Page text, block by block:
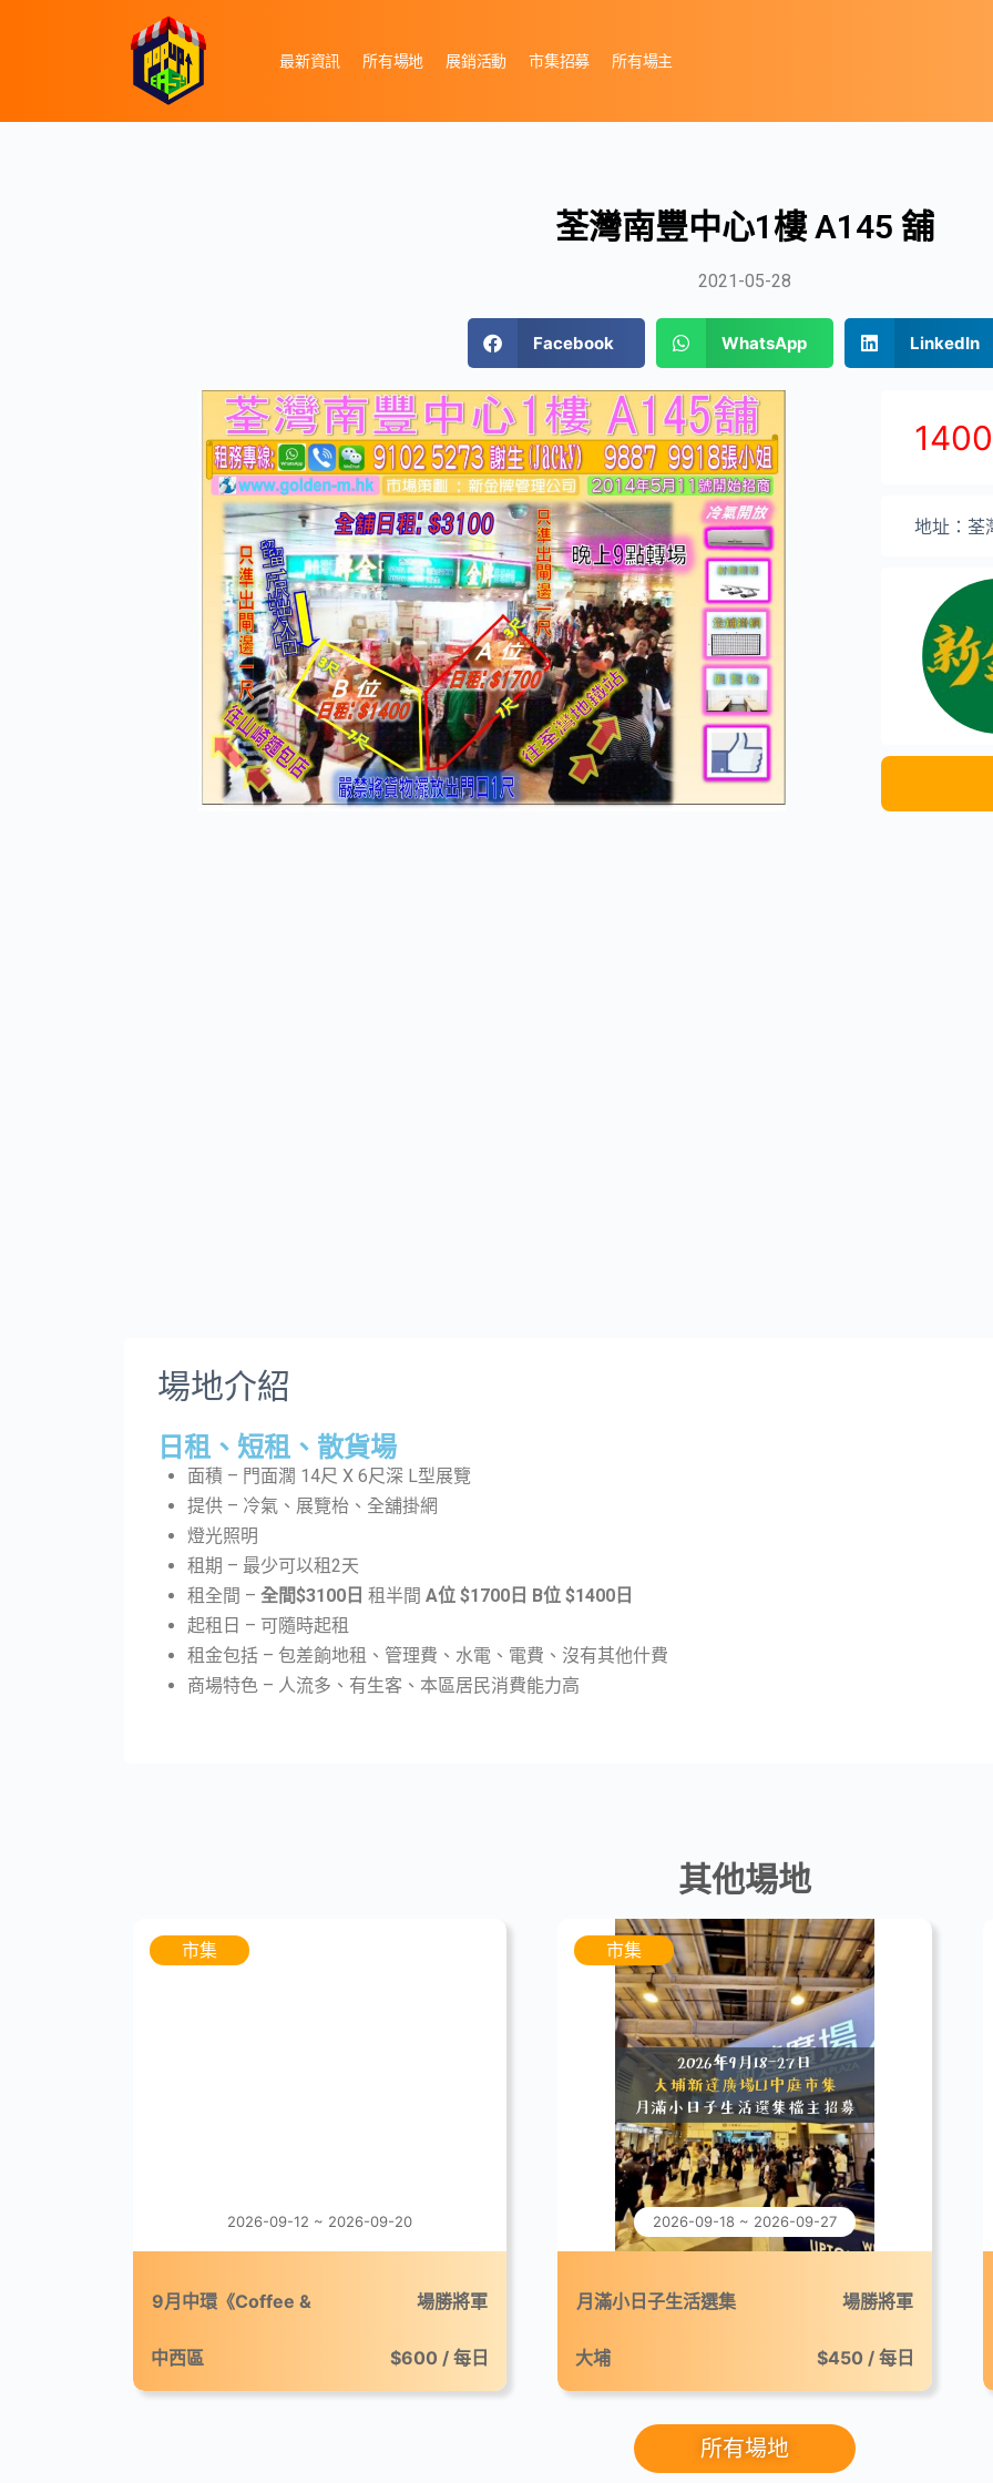
最新資訊 所有場地 展銷活動 市集招募 所有場主
荃灣南豐中心1樓 A145 舖
2021-05-28
Facebook WhatsApp LinkedIn
地址：荃
場地介紹
日租、短租、散貨場
面積 – 門面濶 14尺 X 6尺深 L型展覽
提供 – 冷氣、展覽枱、全舖掛網
燈光照明
租期 – 最少可以租2天
租全間 – 全間$3100日 租半間 A位 $1700日 B位 $1400日
起租日 – 可隨時起租
租金包括 – 包差餉地租、管理費、水電、電費、沒有其他什費
商場特色 – 人流多、有生客、本區居民消費能力高
其他場地
市集
2026-09-12 ~ 2026-09-20
9月中環《Coffee &
場勝將軍
中西區 $600 / 每日
市集
2026-09-18 ~ 2026-09-27
月滿小日子生活選集 場勝將軍
大埔 $450 / 每日
所有場地